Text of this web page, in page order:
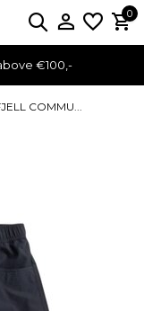
0
€100,-
COMMU...